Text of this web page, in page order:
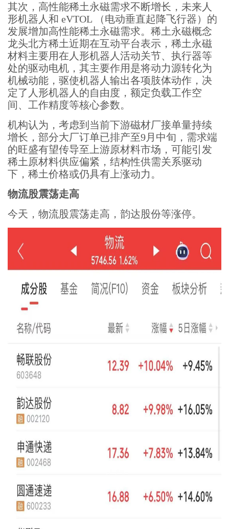
其次，高性能稀土永磁需求不断增长，未来人
形机器人和 eVTOL （电动垂直起降飞行器）的
发展增加高性能稀土永磁需求。稀土永磁概念
龙头北方稀土近期在互动平台表示，稀土永磁
材料主要用在人形机器人活动关节、执行器等
处的驱动电机，其主要作用是将动力源转化为
机械动能，驱使机器人输出各项肢体动作，决
定了人形机器人的自由度，额定负载工作空
间、工作精度等核心参数。
机构认为，考虑到当前下游磁材厂接单量持续
增长，部分大厂订单已排产至9月中旬，需求端
的旺盛有望传导至上游原材料市场，可能引发
稀土原材料供应偏紧，结构性供需关系驱动
下，稀土价格或仍具有上涨动力。
物流股震荡走高
今天，物流股震荡走高，韵达股份等涨停。